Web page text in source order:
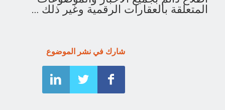
المتعلقة بالعقارات الرقمية وغير ذلك …
شارك في نشر الموضوع